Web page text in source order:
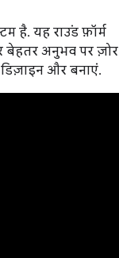
है. यह राउंड फ़ॉर्म
बेहतर अनुभव पर ज़ोर
और बनाएं.